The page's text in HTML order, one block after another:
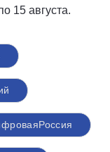
15 августа.